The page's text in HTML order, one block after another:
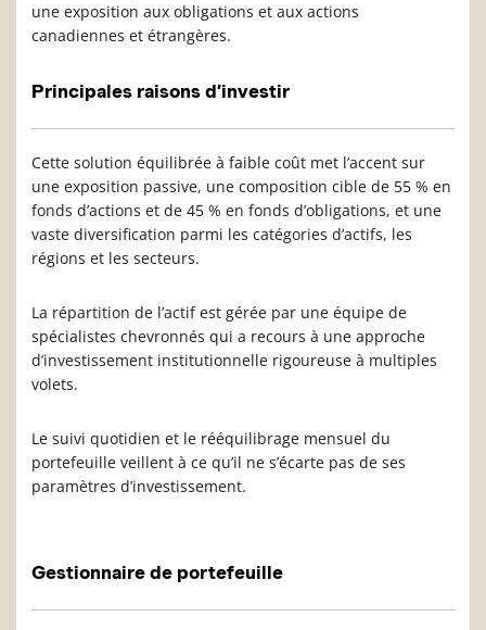
une exposition aux obligations et aux actions
canadiennes et étrangères.
Principales raisons d’investir
Cette solution équilibrée à faible coût met l’accent sur
une exposition passive, une composition cible de 55 % en
fonds d’actions et de 45 % en fonds d’obligations, et une
vaste diversification parmi les catégories d’actifs, les
régions et les secteurs.
La répartition de l’actif est gérée par une équipe de
spécialistes chevronnés qui a recours à une approche
d’investissement institutionnelle rigoureuse à multiples
volets.
Le suivi quotidien et le rééquilibrage mensuel du
portefeuille veillent à ce qu’il ne s’écarte pas de ses
paramètres d’investissement.
Gestionnaire de portefeuille